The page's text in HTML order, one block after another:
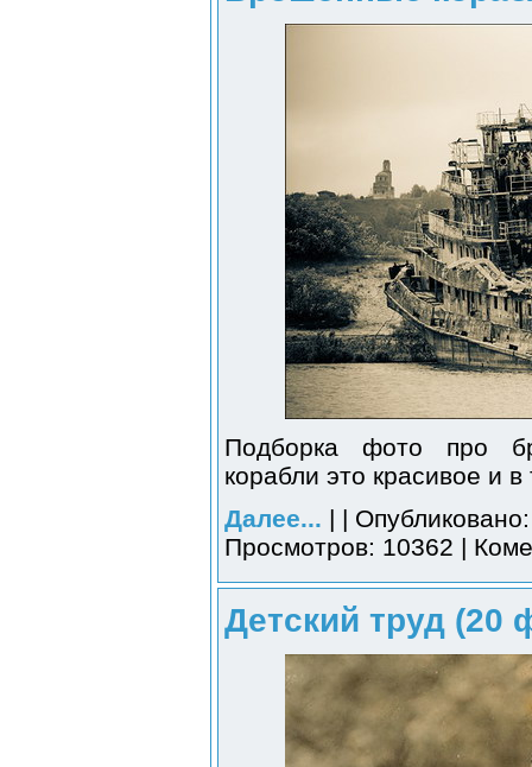
Подборка фото про
корабли это красивое и
Далее... | |
Просмотров: 10362 |
Детский труд (20